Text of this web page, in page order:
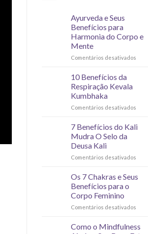
Ayurveda e Seus
Benefícios para
Harmonia do Corpo e
Mente
Comentários desativados
10 Benefícios da
Respiração Kevala
Kumbhaka
Comentários desativados
7 Benefícios do Kali
Mudra O Selo da
Deusa Kali
Comentários desativados
Os 7 Chakras e Seus
Benefícios para o
Corpo Feminino
Comentários desativados
Como o Mindfulness